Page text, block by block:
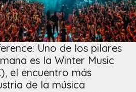
Uno de los pilares
es la Winter Music
el encuentro más
de la música